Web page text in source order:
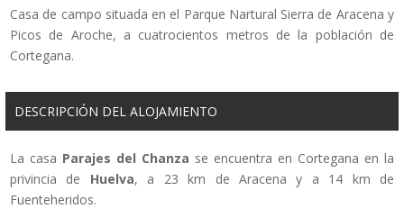
Casa de campo situada en el Parque Nartural Sierra de Aracena y
Picos de Aroche, a cuatrocientos metros de la población de
Cortegana.
DESCRIPCIÓN DEL ALOJAMIENTO
La casa Parajes del Chanza se encuentra en Cortegana en la
privincia de Huelva, a 23 km de Aracena y a 14 km de
Fuenteheridos.